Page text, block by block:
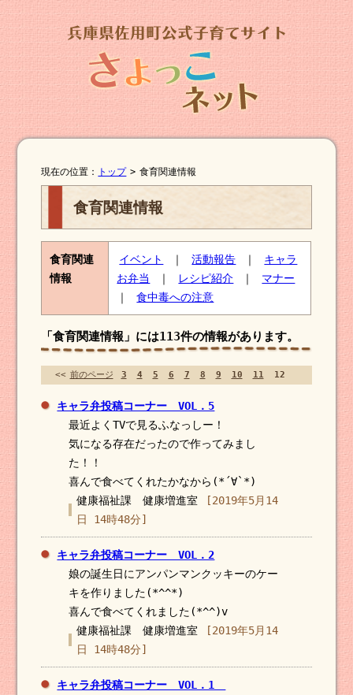
現在の位置： トップ > 食育関連情報
食育関連情報
食育関連
情報
イベント ｜ 活動報告 ｜
キャラ
お弁当
｜ レシピ紹介 ｜
マナー
｜
食中毒への注意
「食育関連情報」には113件の情報があります。
<< 前のページ 3 4 5 6 7 8 9 10 11 12
キャラ弁投稿コーナー VOL．5
最近よくTVで見るふなっしー！
気になる存在だったので作ってみまし
た！！
喜んで食べてくれたかなから(*´∀`*)
健康福祉課 健康増進室
[2019年5月14
日 14時48分]
キャラ弁投稿コーナー VOL．2
娘の誕生日にアンパンマンクッキーのケー
キを作りました(*^^*)
喜んで食べてくれました(*^^)v
健康福祉課 健康増進室
[2019年5月14
日 14時48分]
キャラ弁投稿コーナー VOL．1